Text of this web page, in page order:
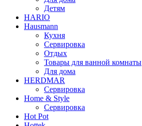
Детям
HARIO
Hausmann
Кухня
Сервировка
Отдых
Товары для ванной комнаты
Для дома
HERDMAR
Сервировка
Home & Style
Сервировка
Hot Pot